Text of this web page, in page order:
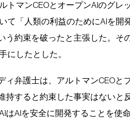
トマンCEOとオープンAIのグレ
て「人類の利益のためにAIを開
う約束を破ったと主張した。そ
にしたとした。
ィ弁護士は、アルトマンCEOと
持すると約束した事実はないと
はAIを安全に開発することを使